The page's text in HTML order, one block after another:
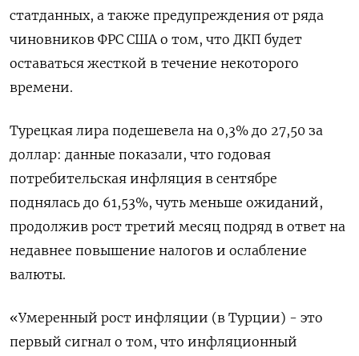
статданных, а также предупреждения от ряда
чиновников ФРС США о том, что ДКП будет
оставаться жесткой в течение некоторого
времени.
Турецкая лира подешевела на 0,3% до 27,50 за
доллар: данные показали, что годовая
потребительская инфляция в сентябре
поднялась до 61,53%, чуть меньше ожиданий,
продолжив рост третий месяц подряд в ответ на
недавнее повышение налогов и ослабление
валюты.
«Умеренный рост инфляции (в Турции) - это
первый сигнал о том, что инфляционный